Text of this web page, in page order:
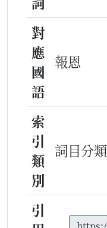
對
應
國
語
報恩
索
引
類
別
詞目分
引